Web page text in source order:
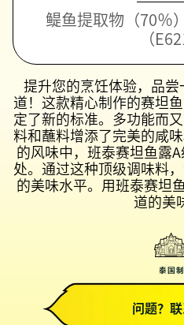
提升您的烹饪体验，品
道！这款精心制作的赛坦
定了新的标准。多功能而
料和蘸料增添了完美的咸
的风味中，班泰赛坦鱼露
处。通过这种顶级调味料
的美味水平。用班泰赛坦
道的美
泰国
问题？
鳀鱼提取物（70％
（